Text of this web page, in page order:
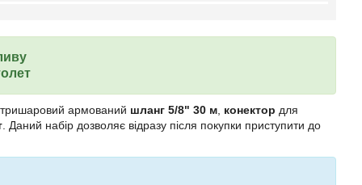
тришаровий армований шланг 5/8" 30 м конектор для
. Даний набір дозволяє відразу після покупки приступити до